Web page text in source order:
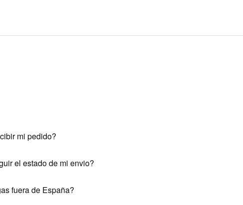
mi pedido?
el estado de mi envio?
fuera de España?